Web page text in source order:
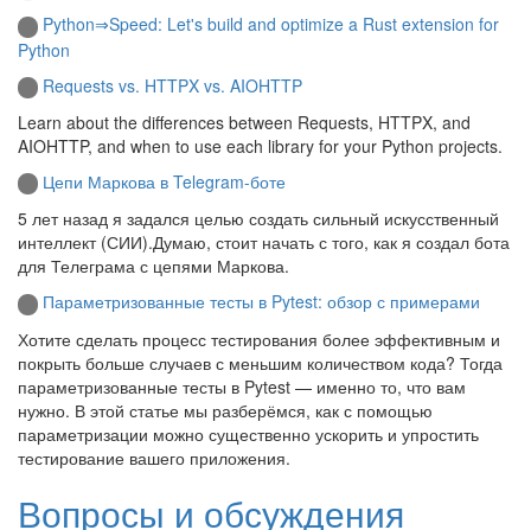
Python⇒Speed: Let's build and optimize a Rust extension for
Python
Requests vs. HTTPX vs. AIOHTTP
Learn about the differences between Requests, HTTPX, and
AIOHTTP, and when to use each library for your Python projects.
Цепи Маркова в Telegram-боте
5 лет назад я задался целью создать сильный искусственный
интеллект (СИИ).Думаю, стоит начать с того, как я создал бота
для Телеграма с цепями Маркова.
Параметризованные тесты в Pytest: обзор с примерами
Хотите сделать процесс тестирования более эффективным и
покрыть больше случаев с меньшим количеством кода? Тогда
параметризованные тесты в Pytest — именно то, что вам
нужно. В этой статье мы разберёмся, как с помощью
параметризации можно существенно ускорить и упростить
тестирование вашего приложения.
Вопросы и обсуждения